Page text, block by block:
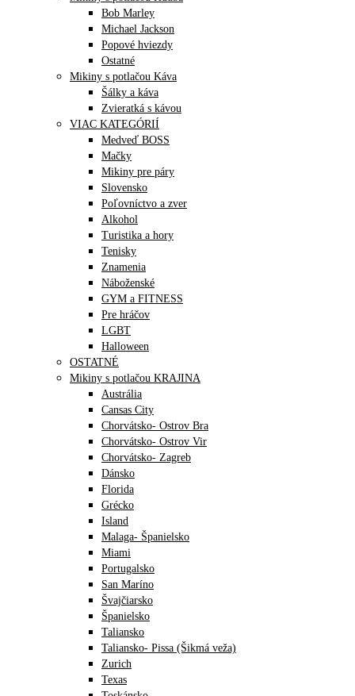
Bob Marley
Michael Jackson
Popové hviezdy
Ostatné
Mikiny s potlačou Káva
Šálky a káva
Zvieratká s kávou
VIAC KATEGÓRIÍ
Medveď BOSS
Mačky
Mikiny pre páry
Slovensko
Poľovníctvo a zver
Alkohol
Turistika a hory
Tenisky
Znamenia
Náboženské
GYM a FITNESS
Pre hráčov
LGBT
Halloween
OSTATNÉ
Mikiny s potlačou KRAJINA
Austrália
Cansas City
Chorvátsko- Ostrov Bra
Chorvátsko- Ostrov Vir
Chorvátsko- Zagreb
Dánsko
Florida
Grécko
Island
Malaga- Španielsko
Miami
Portugalsko
San Maríno
Švajčiarsko
Španielsko
Taliansko
Taliansko- Pissa (Šikmá veža)
Zurich
Texas